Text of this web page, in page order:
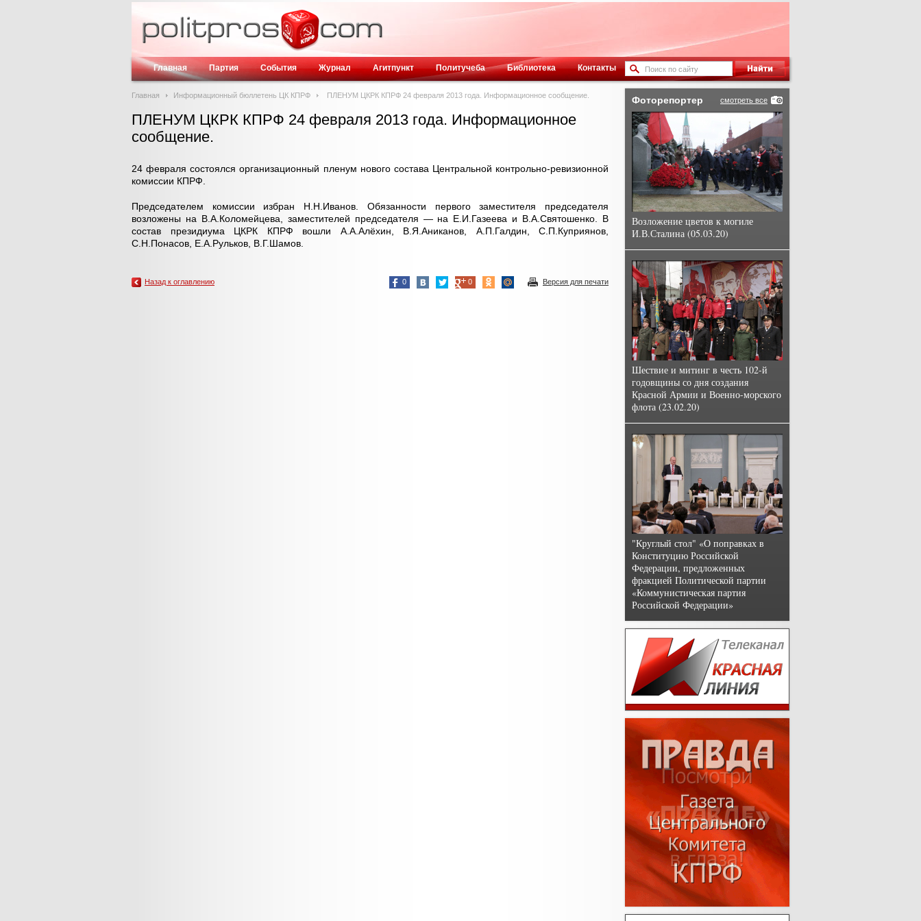
Главная Партия События Журнал Агитпункт Политучеба Библиотека Контакты
Главная Информационный бюллетень ЦК КПРФ ПЛЕНУМ ЦКРК КПРФ 24 февраля 2013 года. Информационное сообщение.
ПЛЕНУМ ЦКРК КПРФ 24 февраля 2013 года. Информационное
сообщение.
24 февраля состоялся организационный пленум нового состава Центральной контрольно-ревизионной
комиссии КПРФ.
Председателем комиссии избран Н.Н.Иванов. Обязанности первого заместителя председателя
возложены на В.А.Коломейцева, заместителей председателя — на Е.И.Газеева и В.А.Святошенко. В
состав президиума ЦКРК КПРФ вошли А.А.Алёхин, В.Я.Аниканов, А.П.Галдин, С.П.Куприянов,
С.Н.Понасов, Е.А.Рульков, В.Г.Шамов.
Версия для печати
0 0
Назад к оглавлению
смотреть все
Фоторепортер
Возложение цветов к могиле
И.В.Сталина (05.03.20)
Шествие и митинг в честь 102-й
годовщины со дня создания
Красной Армии и Военно-морского
флота (23.02.20)
"Круглый стол" «О поправках в
Конституцию Российской
Федерации, предложенных
фракцией Политической партии
«Коммунистическая партия
Российской Федерации»